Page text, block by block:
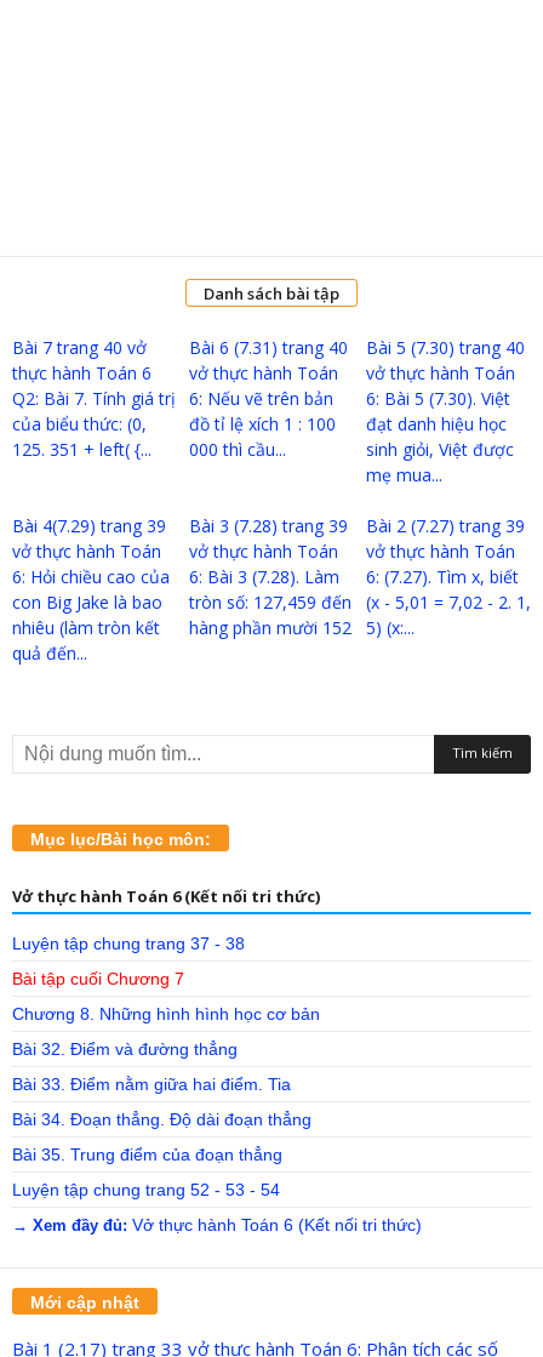
Danh sách bài tập
Bài 7 trang 40 vở
thực hành Toán 6
Q2: Bài 7. Tính giá trị
của biểu thức: (0,
125. 351 + left( {...
Bài 6 (7.31) trang 40
vở thực hành Toán
6: Nếu vẽ trên bản
đồ tỉ lệ xích 1 : 100
000 thì cầu...
Bài 5 (7.30) trang 40
vở thực hành Toán
6: Bài 5 (7.30). Việt
đạt danh hiệu học
sinh giỏi, Việt được
mẹ mua...
Bài 4(7.29) trang 39
vở thực hành Toán
6: Hỏi chiều cao của
con Big Jake là bao
nhiêu (làm tròn kết
quả đến...
Bài 3 (7.28) trang 39
vở thực hành Toán
6: Bài 3 (7.28). Làm
tròn số: 127,459 đến
hàng phần mười 152
Bài 2 (7.27) trang 39
vở thực hành Toán
6: (7.27). Tìm x, biết
(x - 5,01 = 7,02 - 2. 1,
5) (x:...
Mục lục/Bài học môn:
Vở thực hành Toán 6 (Kết nối tri thức)
Luyện tập chung trang 37 - 38
Bài tập cuối Chương 7
Chương 8. Những hình hình học cơ bản
Bài 32. Điểm và đường thẳng
Bài 33. Điểm nằm giữa hai điểm. Tia
Bài 34. Đoạn thẳng. Độ dài đoạn thẳng
Bài 35. Trung điểm của đoạn thẳng
Luyện tập chung trang 52 - 53 - 54
→ Xem đầy đủ: Vở thực hành Toán 6 (Kết nối tri thức)
Mới cập nhật
Bài 1 (2.17) trang 33 vở thực hành Toán 6: Phân tích các số